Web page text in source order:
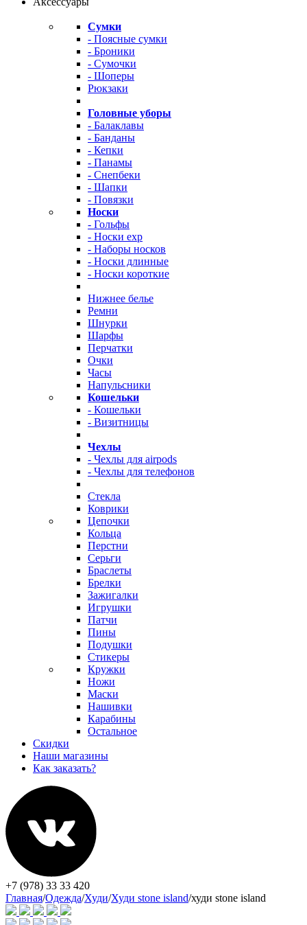
Сумки
- Поясные сумки
- Броники
- Сумочки
- Шоперы
Рюкзаки
Головные уборы
- Балаклавы
- Банданы
- Кепки
- Панамы
- Снепбеки
- Шапки
- Повязки
Носки
- Гольфы
- Носки exp
- Наборы носков
- Носки длинные
- Носки короткие
Нижнее белье
Ремни
Шнурки
Шарфы
Перчатки
Очки
Часы
Напульсники
Кошельки
- Кошельки
- Визитницы
Чехлы
- Чехлы для airpods
- Чехлы для телефонов
Стекла
Коврики
Цепочки
Кольца
Перстни
Серьги
Браслеты
Брелки
Зажигалки
Игрушки
Патчи
Пины
Подушки
Стикеры
Кружки
Ножи
Маски
Нашивки
Карабины
Остальное
Скидки
Наши магазины
Как заказать?
+7 (978) 33 33 420
Главная/Одежда/Худи/Худи stone island/худи stone island